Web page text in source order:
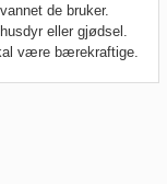
de bruker.
eller gjødsel.
være bærekraftige.